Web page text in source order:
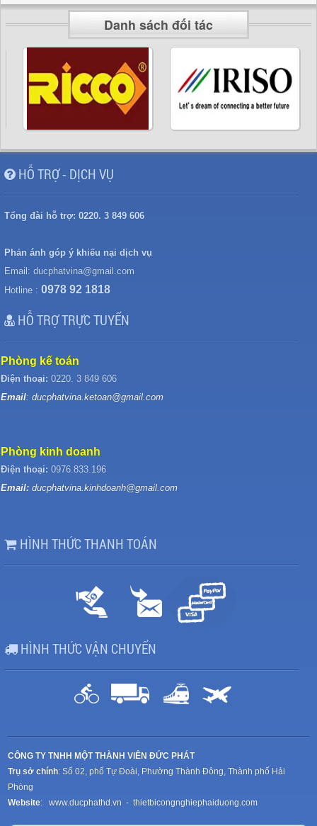
Danh sách đối tác
HỖ TRỢ - DỊCH VỤ
Tổng đài hỗ trợ: 0220. 3 849 606
Phản ánh góp ý khiếu nại dịch vụ
Email: ducphatvina@gmail.com
Hotline : 0978 92 1818
HỖ TRỢ TRỰC TUYẾN
Phòng kế toán
Điện thoại: 0220. 3 849 606
Email: ducphatvina.ketoan@gmail.com
Phòng kinh doanh
Điện thoại: 0976.833.196
Email: ducphatvina.kinhdoanh@gmail.com
HÌNH THỨC THANH TOÁN
HÌNH THỨC VẬN CHUYỂN
CÔNG TY TNHH MỘT THÀNH VIÊN ĐỨC PHÁT
Trụ sở chính: Số 02, phố Tự Đoài, Phường Thành Đông, Thành phố Hải
Phòng
Website: www.ducphathd.vn - thietbicongnghiephaiduong.com